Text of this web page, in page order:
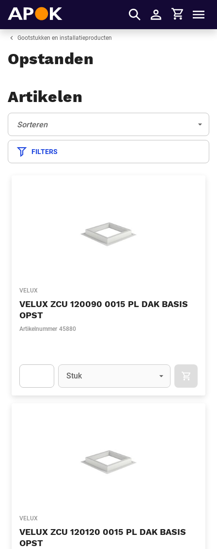
Inloggen
Winkelmandje
Gootstukken en installatieproducten
Opstanden
Artikelen
Sorteren:
Sorteren
FILTERS
VELUX
VELUX ZCU 120090 0015 PL DAK BASIS
OPST
Artikelnummer 45880
Eenheid
Stuk
VELUX
VELUX ZCU 120120 0015 PL DAK BASIS
OPST